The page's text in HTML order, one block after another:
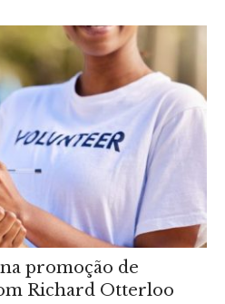
na promoção de
Richard Otterloo